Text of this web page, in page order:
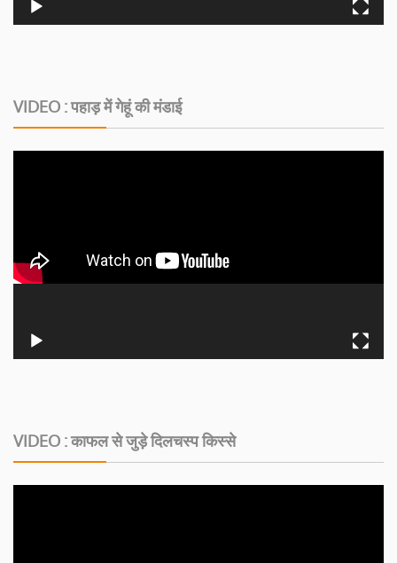
VIDEO : पहाड़ में गेहूं की मंडाई
VIDEO : काफल से जुड़े दिलचस्‍प किस्‍से